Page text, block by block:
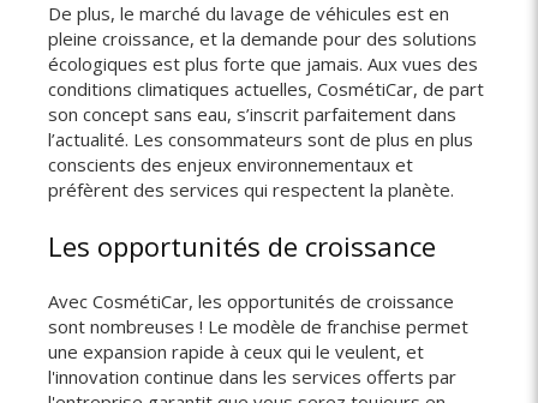
De plus, le marché du lavage de véhicules est en
pleine croissance, et la demande pour des solutions
écologiques est plus forte que jamais. Aux vues des
conditions climatiques actuelles, CosmétiCar, de part
son concept sans eau, s’inscrit parfaitement dans
l’actualité. Les consommateurs sont de plus en plus
conscients des enjeux environnementaux et
préfèrent des services qui respectent la planète.
Les opportunités de croissance
Avec CosmétiCar, les opportunités de croissance
sont nombreuses ! Le modèle de franchise permet
une expansion rapide à ceux qui le veulent, et
l'innovation continue dans les services offerts par